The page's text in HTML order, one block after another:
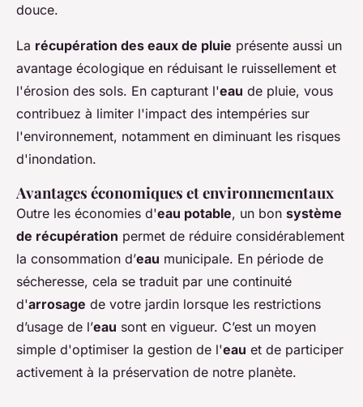
douce.
La récupération des eaux de pluie présente aussi un
avantage écologique en réduisant le ruissellement et
l'érosion des sols. En capturant l'eau de pluie, vous
contribuez à limiter l'impact des intempéries sur
l'environnement, notamment en diminuant les risques
d'inondation.
Avantages économiques et environnementaux
Outre les économies d'eau potable, un bon système
de récupération permet de réduire considérablement
la consommation d’eau municipale. En période de
sécheresse, cela se traduit par une continuité
d'arrosage de votre jardin lorsque les restrictions
d’usage de l’eau sont en vigueur. C’est un moyen
simple d'optimiser la gestion de l'eau et de participer
activement à la préservation de notre planète.